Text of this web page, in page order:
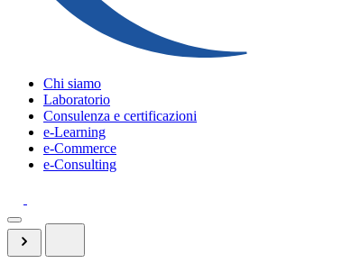
Chi siamo
Laboratorio
Consulenza e certificazioni
e-Learning
e-Commerce
e-Consulting